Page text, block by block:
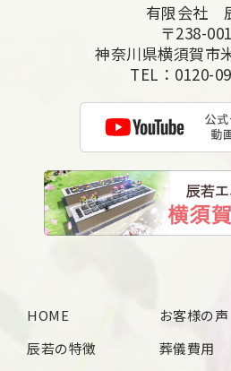
2025年1月
2024年12月
有限会社
〒238-
神奈川県横須賀市
TEL： 0120-
HOME
辰若の特徴
お客様の声
葬儀費用